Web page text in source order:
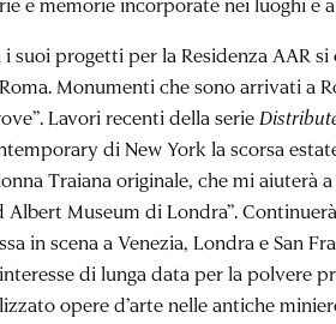
i suoi progetti per la Residenza AAR
Monumenti che sono arrivati a
Lavori recenti della serie
di New York la scorsa
Traiana originale, che mi aiuterà
Albert Museum di Londra”.
in scena a Venezia, Londra e San
di lunga data per la polvere
opere d’arte nelle antiche